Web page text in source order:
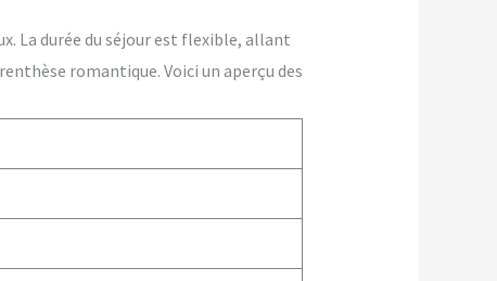
La durée du séjour est flexible, allant
romantique. Voici un aperçu des